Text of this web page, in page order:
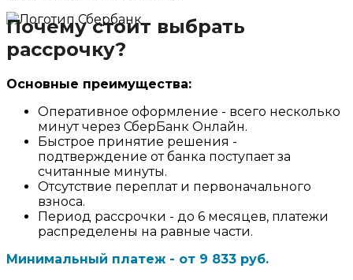
Почему стоит выбрать
рассрочку?
Основные преимущества:
Оперативное оформление - всего несколько
минут через СберБанк Онлайн.
Быстрое принятие решения -
подтверждение от банка поступает за
считанные минуты.
Отсутствие переплат и первоначального
взноса.
Период рассрочки - до 6 месяцев, платежи
распределены на равные части.
Минимальный платеж - от 9 833 руб.